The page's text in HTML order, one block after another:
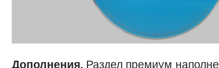
Дополнения. Раздел премиум